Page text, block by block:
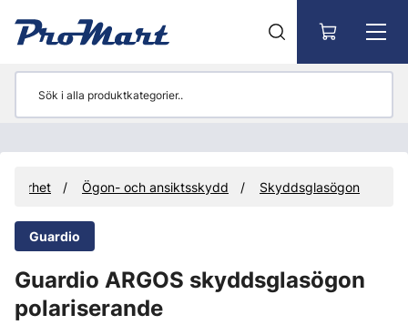
Ögon- och ansiktsskydd Skyddsglasögon
Guardio
Guardio ARGOS skyddsglasögon
polariserande